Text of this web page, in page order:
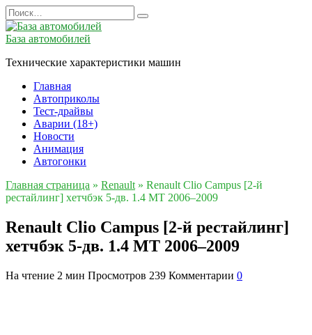
Перейти
к
содержанию
Search
for:
База автомобилей
Технические характеристики машин
Главная
Автоприколы
Тест-драйвы
Аварии (18+)
Новости
Анимация
Автогонки
Главная страница » Renault » Renault Clio Campus [2-й
рестайлинг] хетчбэк 5-дв. 1.4 MT 2006–2009
Renault Clio Campus [2-й рестайлинг]
хетчбэк 5-дв. 1.4 MT 2006–2009
На чтение 2 мин Просмотров 239 Комментарии 0